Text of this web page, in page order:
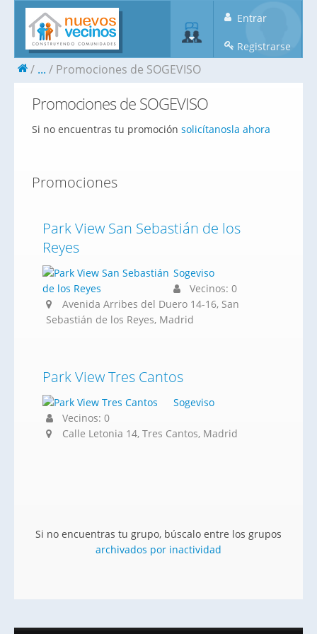
Entrar
Registrarse
... Promociones de SOGEVISO
Promociones de SOGEVISO
Si no encuentras tu promoción solicítanosla ahora
Promociones
Park View San Sebastián de los
Reyes
Sogeviso
Vecinos: 0
Avenida Arribes del Duero 14-16, San
Sebastián de los Reyes, Madrid
Park View Tres Cantos
Sogeviso
Vecinos: 0
Calle Letonia 14, Tres Cantos, Madrid
Si no encuentras tu grupo, búscalo entre los grupos
archivados por inactividad